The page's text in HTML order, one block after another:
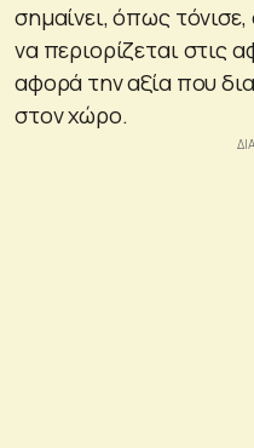
σημαίνει, όπως
να περιορίζεται στις
αφορά την αξία που
στον χώρο.